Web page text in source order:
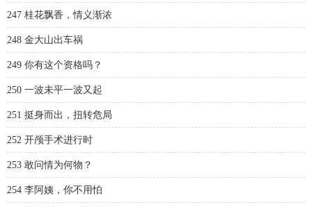
247 桂花飘香，情义渐浓
248 金大山出车祸
249 你有这个资格吗？
250 一波未平一波又起
251 挺身而出，扭转危局
252 开颅手术进行时
253 敢问情为何物？
254 李阿姨，你不用怕